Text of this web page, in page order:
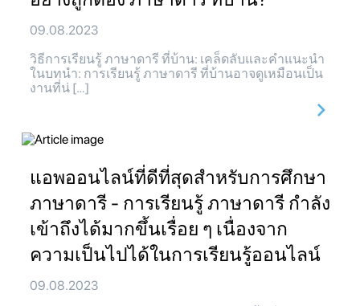
09.08.2023
วิธีการเรียนรู้ ภาษาดารี ที่บ้าน: เคล็ดลับและคำแนะนำ
ในบทนำ: การเรียนรู้ ภาษาดารี ที่บ้านอาจดูเหมือนเป็น
งานที่น่ […]
แอพออนไลน์ที่ดีที่สุดสำหรับการศึกษา
ภาษาดารี - การเรียนรู้ ภาษาดารี กำลัง
เข้าถึงได้มากขึ้นเรื่อย ๆ เนื่องจาก
ความเป็นไปได้ในการเรียนรู้ออนไลน์
09.08.2023